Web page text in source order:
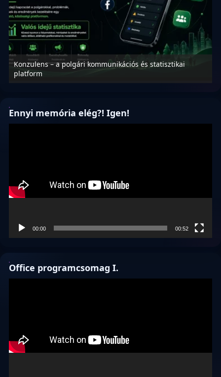
Konzulens – a polgári kommunikációs és statisztikai
platform
Ennyi memória elég?! Igen!
00:00 00:52
Office programcsomag I.